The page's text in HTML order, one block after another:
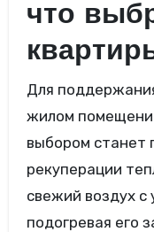
что
Для
жилом
выбором станет
рекуперации
свежий воздух с
подогревая его